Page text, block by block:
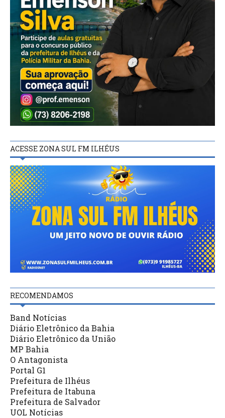
ACESSE ZONA SUL FM ILHÉUS
RECOMENDAMOS
Band Notícias
Diário Eletrônico da Bahia
Diário Eletrônico da União
MP Bahia
O Antagonista
Portal G1
Prefeitura de Ilhéus
Prefeitura de Itabuna
Prefeitura de Salvador
UOL Notícias